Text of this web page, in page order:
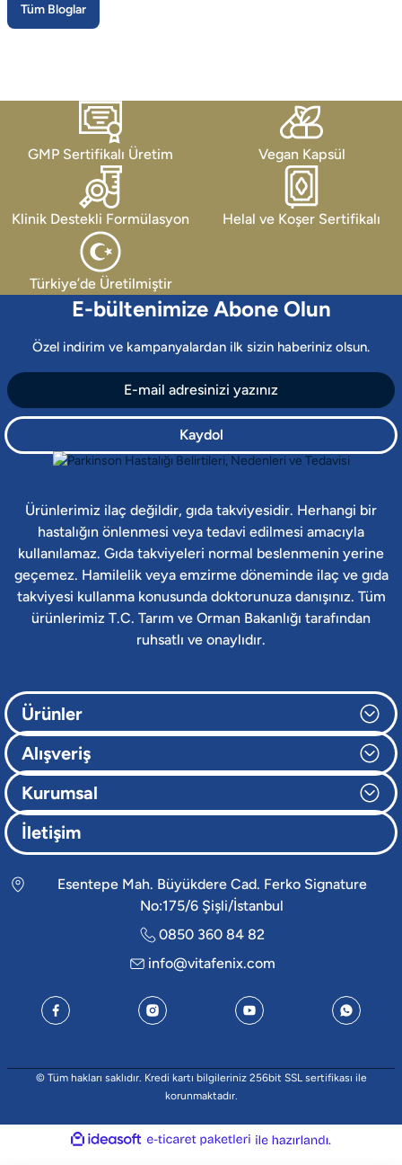
Tüm Bloglar
GMP Sertifikalı Üretim Vegan Kapsül
Klinik Destekli Formülasyon Helal ve Koşer Sertifikalı
Türkiye’de Üretilmiştir
E-bültenimize Abone Olun
Özel indirim ve kampanyalardan ilk sizin haberiniz olsun.
Kaydol
Ürünlerimiz ilaç değildir, gıda takviyesidir. Herhangi bir
hastalığın önlenmesi veya tedavi edilmesi amacıyla
kullanılamaz. Gıda takviyeleri normal beslenmenin yerine
geçemez. Hamilelik veya emzirme döneminde ilaç ve gıda
takviyesi kullanma konusunda doktorunuza danışınız. Tüm
ürünlerimiz T.C. Tarım ve Orman Bakanlığı tarafından
ruhsatlı ve onaylıdır.
Ürünler
Alışveriş
Kurumsal
İletişim
Esentepe Mah. Büyükdere Cad. Ferko Signature
No:175/6 Şişli/İstanbul
0850 360 84 82
info@vitafenix.com
© Tüm hakları saklıdır. Kredi kartı bilgileriniz 256bit SSL sertifikası ile
korunmaktadır.
ideasoft
e-